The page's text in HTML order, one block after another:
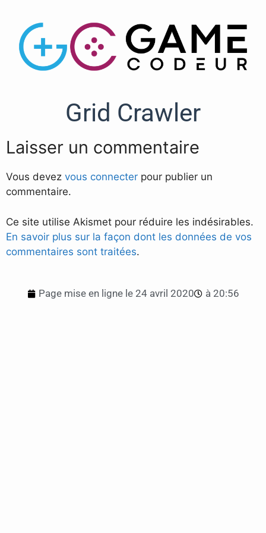
Grid Crawler
Laisser un commentaire
Vous devez vous connecter pour publier un
commentaire.
Ce site utilise Akismet pour réduire les indésirables.
En savoir plus sur la façon dont les données de vos
commentaires sont traitées.
Page mise en ligne le 24 avril 2020 à 20:56